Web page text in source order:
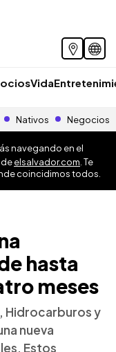
Vida
Nativos Negocios
navegando en el
deelsalvador.com . Te
coincidimos todos.
hasta
meses
Hidrocarburos y
nueva
Estos